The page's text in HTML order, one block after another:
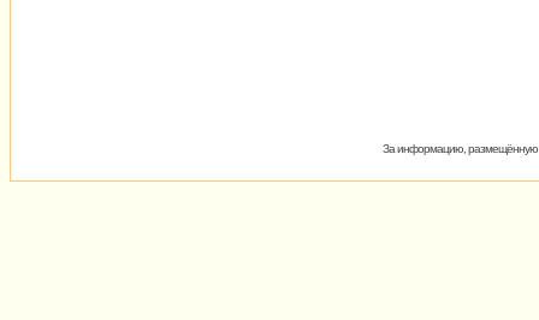
За информацию, размещённую